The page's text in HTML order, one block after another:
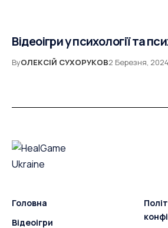
Відеоігри у психології та
ByОЛЕКСІЙ СУХОРУКОВ2 Березня, 2024
Головна
Відеоігри